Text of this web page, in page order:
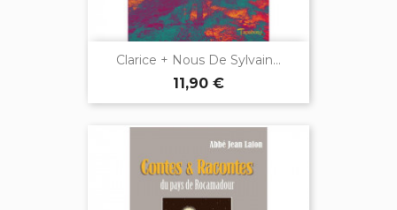
Clarice + Nous De Sylvain...
11,90 €